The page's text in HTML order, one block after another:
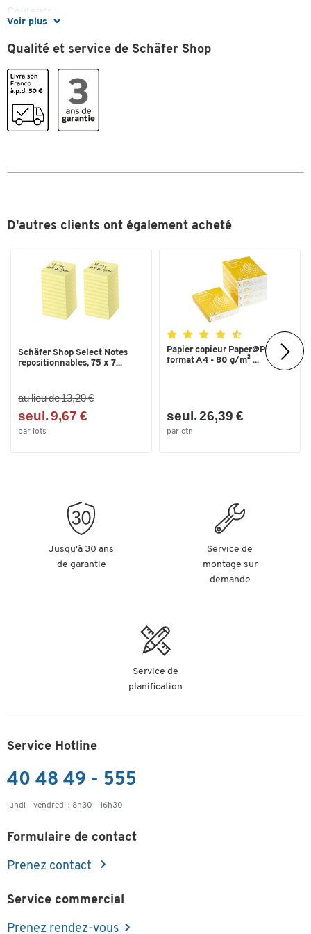
Voir plus
Couleurs
Qualité et service de Schäfer Shop
D'autres clients ont également acheté
Schäfer Shop Select Notes
repositionnables, 75 x 7...
au lieu de 13,20 €
seul. 9,67 €
par lots
Papier copieur Paper@Print -
format A4 - 80 g/m² ...
seul. 26,39 €
par ctn
Jusqu'à 30 ans
de garantie
Service de
montage sur
demande
Service de
planification
Service Hotline
40 48 49 - 555
lundi - vendredi : 8h30 - 16h30
Formulaire de contact
Prenez contact
Service commercial
Prenez rendez-vous